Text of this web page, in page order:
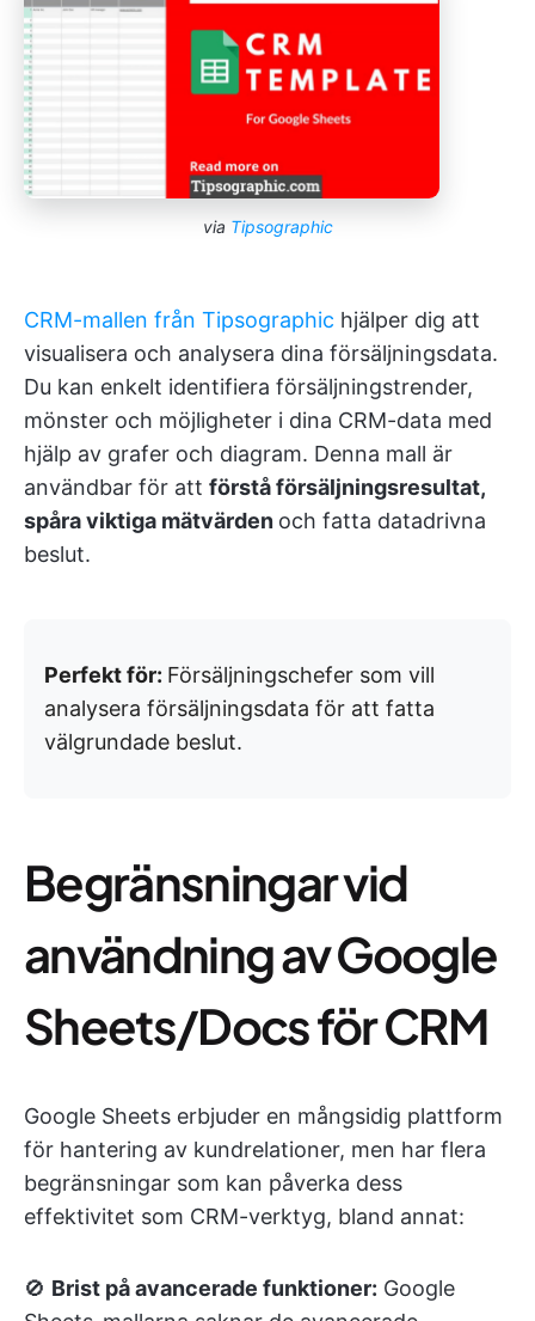
via Tipsographic
CRM-mallen från Tipsographic hjälper dig att
visualisera och analysera dina försäljningsdata.
Du kan enkelt identifiera försäljningstrender,
mönster och möjligheter i dina CRM-data med
hjälp av grafer och diagram. Denna mall är
användbar för att förstå försäljningsresultat,
spåra viktiga mätvärden och fatta datadrivna
beslut.
Perfekt för: Försäljningschefer som vill
analysera försäljningsdata för att fatta
välgrundade beslut.
Begränsningar vid
användning av Google
Sheets/Docs för CRM
Google Sheets erbjuder en mångsidig plattform
för hantering av kundrelationer, men har flera
begränsningar som kan påverka dess
effektivitet som CRM-verktyg, bland annat:
🚫 Brist på avancerade funktioner: Google